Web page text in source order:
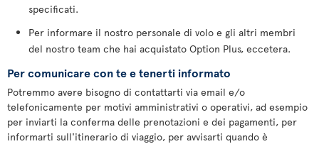
specificati.
Per informare il nostro personale di volo e gli altri membri
del nostro team che hai acquistato Option Plus, eccetera.
Per comunicare con te e tenerti informato
Potremmo avere bisogno di contattarti via email e/o
telefonicamente per motivi amministrativi o operativi, ad esempio
per inviarti la conferma delle prenotazioni e dei pagamenti, per
informarti sull'itinerario di viaggio, per avvisarti quando è